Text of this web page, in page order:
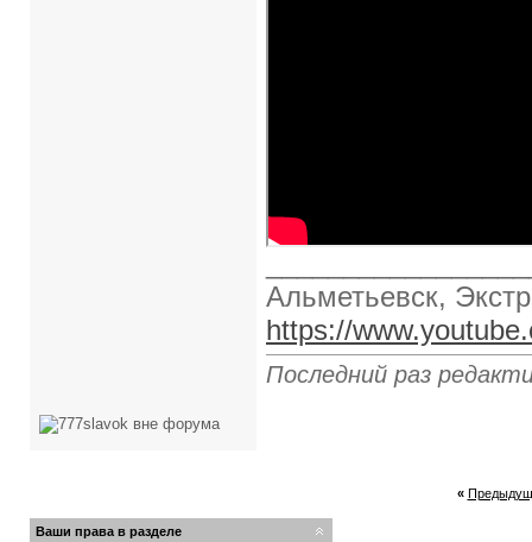
Альметьевск,
https://
Последний раз
«
Ваши права в разделе